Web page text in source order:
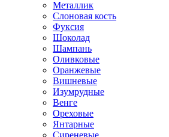
Металлик
Слоновая кость
Фуксия
Шоколад
Шампань
Оливковые
Оранжевые
Вишневые
Изумрудные
Венге
Ореховые
Янтарные
Сиреневые